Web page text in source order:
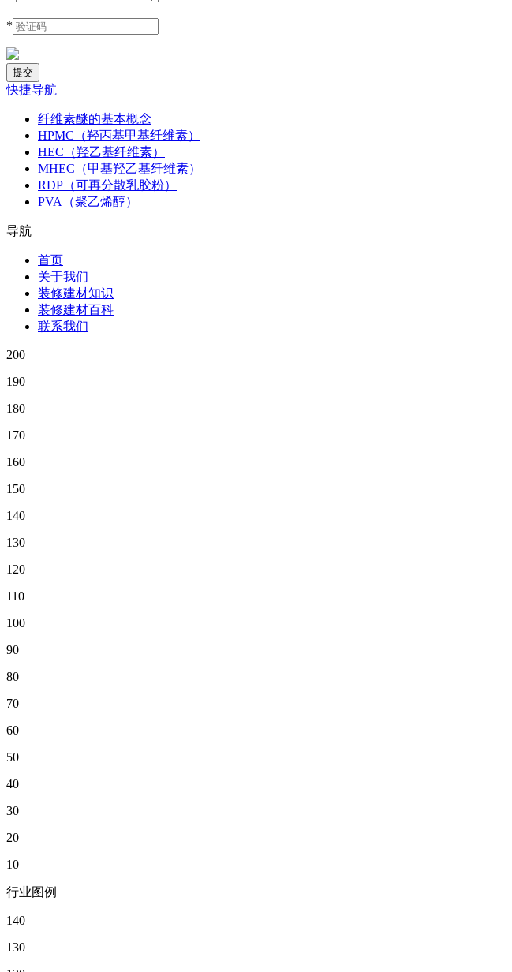
*
快捷导航
纤维素醚的基本概念
HPMC（羟丙基甲基纤维素）
HEC（羟乙基纤维素）
MHEC（甲基羟乙基纤维素）
RDP（可再分散乳胶粉）
PVA（聚乙烯醇）
导航
首页
关于我们
装修建材知识
装修建材百科
联系我们
200
190
180
170
160
150
140
130
120
110
100
90
80
70
60
50
40
30
20
10
行业图例
140
130